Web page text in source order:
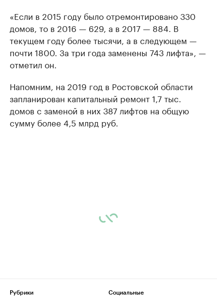
«Если в 2015 году было отремонтировано 330
домов, то в 2016 — 629, а в 2017 — 884. В
текущем году более тысячи, а в следующем —
почти 1800. За три года заменены 743 лифта», —
отметил он.
Напомним, на 2019 год в Ростовской области
запланирован капитальный ремонт 1,7 тыс.
домов с заменой в них 387 лифтов на общую
сумму более 4,5 млрд руб.
Рубрики
Социальные